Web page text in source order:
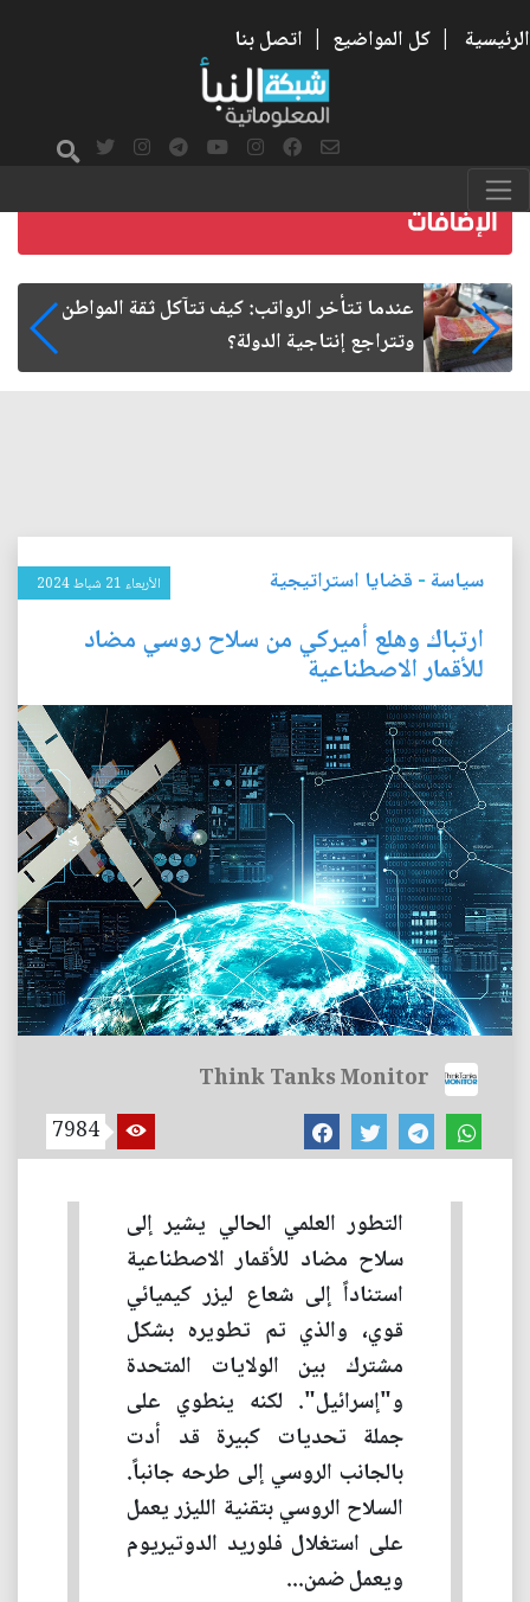
الرئيسية | كل المواضيع | اتصل بنا
صمت الطريق بعد الأربعين
سياسة- قضايا استراتيجية الأربعاء 21 شباط 2024
ارتباك وهلع أميركي من سلاح روسي مضاد
للأقمار الاصطناعية
Think Tanks Monitor
7984
التطور العلمي الحالي يشير إلى
سلاح مضاد للأقمار الاصطناعية
استناداً إلى شعاع ليزر كيميائي
قوي، والذي تم تطويره بشكل
مشترك بين الولايات المتحدة
و"إسرائيل". لكنه ينطوي على
جملة تحديات كبيرة قد أدت
بالجانب الروسي إلى طرحه جانباً.
السلاح الروسي بتقنية الليزر يعمل
على استغلال فلوريد الدوتيريوم
ويعمل ضمن...